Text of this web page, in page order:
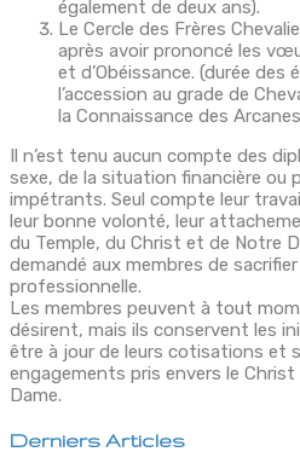
également de deux ans).
Le Cercle des Frères
après avoir prononcé les
et d’Obéissance. (durée des
l’accession au grade de
la Connaissance des
Il n’est tenu aucun compte des
sexe, de la situation financière ou
impétrants. Seul compte leur
leur bonne volonté, leur
du Temple, du Christ et de Notre
demandé aux membres de
professionnelle.
Les membres peuvent à tout
désirent, mais ils conservent les
être à jour de leurs cotisations et
engagements pris envers le Christ
Dame.
Derniers Articles